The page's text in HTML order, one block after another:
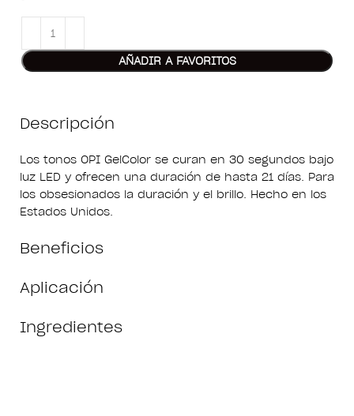
AÑADIR A FAVORITOS
Descripción
Los tonos OPI GelColor se curan en 30 segundos bajo
luz LED y ofrecen una duración de hasta 21 días. Para
los obsesionados la duración y el brillo. Hecho en los
Estados Unidos.
Beneficios
Aplicación
Ingredientes